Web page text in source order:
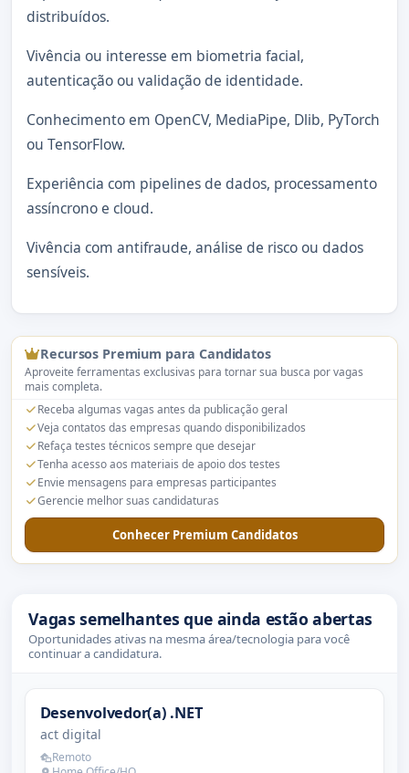
distribuídos.
Vivência ou interesse em biometria facial,
autenticação ou validação de identidade.
Conhecimento em OpenCV, MediaPipe, Dlib, PyTorch
ou TensorFlow.
Experiência com pipelines de dados, processamento
assíncrono e cloud.
Vivência com antifraude, análise de risco ou dados
sensíveis.
Recursos Premium para Candidatos
Aproveite ferramentas exclusivas para tornar sua busca por vagas
mais completa.
Receba algumas vagas antes da publicação geral
Veja contatos das empresas quando disponibilizados
Refaça testes técnicos sempre que desejar
Tenha acesso aos materiais de apoio dos testes
Envie mensagens para empresas participantes
Gerencie melhor suas candidaturas
Conhecer Premium Candidatos
Vagas semelhantes que ainda estão abertas
Oportunidades ativas na mesma área/tecnologia para você
continuar a candidatura.
Desenvolvedor(a) .NET
act digital
Remoto